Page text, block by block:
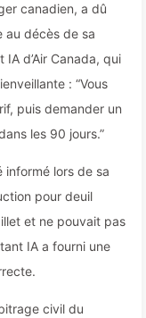
canadien, a dû
au décès de sa
d’Air Canada, qui
: “Vous
puis demander un
les 90 jours.”
informé lors de sa
pour deuil
et ne pouvait pas
IA a fourni une
civil du